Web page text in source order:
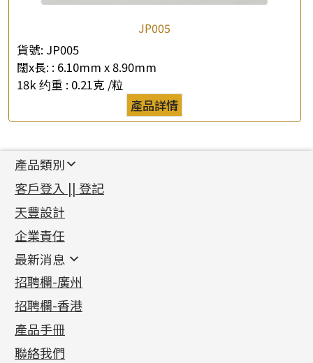
JP005
貨號: JP005
闊x長: : 6.10mm x 8.90mm
18k 约重 : 0.21克 /粒
產品詳情
產品類別
新產品
足金系列
足金配件
機織鏈系列
珠仔鏈
镶口链
管狀網鏈
十字車花鏈系列
十字閃O鏈系列
十字錘打鏈系列
側身車花鏈系列
側身鏈系列
首飾配件
耳環類配件
卷迫系列
螺絲迫系列
梅花迫系列
平臺迫系列
綫拍系列
美拍系列
鏈類配件
動感車花吊墜
調節珠系列
生圈扣系列
龍蝦扣系列
鴨俐制系列
其他類配件
珠盤系列
袖口鈕系列
焊片及鐳射綫
空心車花管
珠類配件
無孔光身珠
空心光身珠
無孔批花珠
鑲口類
四爪頭系列
六爪頭系列
車花片
動感車花片
鑲口戒指
鑲口手鏈系列
首飾系列
手镯系列
戒指系列
空心耳環
空心车花管首饰链
空心手鐲系列
貴金屬原料
千足金
記憶金屬系列
記憶戒指
拉簧珠珠手鏈
記憶鈦手鐲
客戶登入 || 登記
天豐設計
企業責任
最新消息
最新消息
各項證書(2)
相片集(9)
展覽會資訊
招聘欄-廣州
招聘欄-香港
產品手冊
聯絡我們